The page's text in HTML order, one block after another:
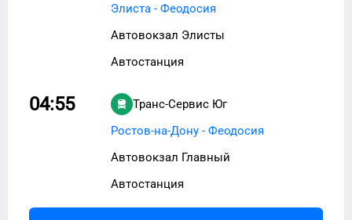
Элиста - Феодосия
Автовокзал Элисты
Автостанция
04:55
Транс-Сервис Юг
Ростов-на-Дону - Феодосия
Автовокзал Главный
Автостанция